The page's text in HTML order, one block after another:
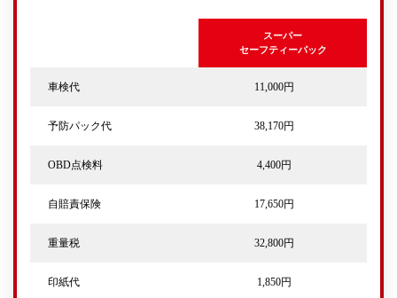
スーパー
セーフティーパック
車検代 11,000円
予防パック代 38,170円
OBD点検料 4,400円
自賠責保険 17,650円
重量税 32,800円
印紙代 1,850円